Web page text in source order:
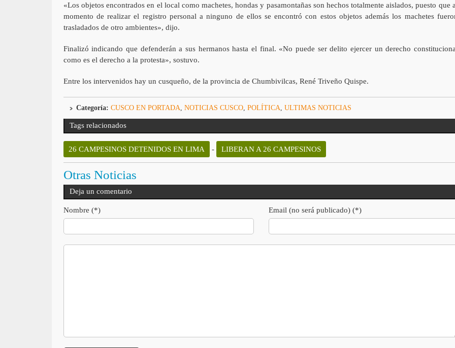
«Los objetos encontrados en el local como machetes, hondas y pasamontañas son hechos totalmente aislados, puesto que
momento de realizar el registro personal a ninguno de ellos se encontró con estos objetos además los machetes
trasladados de otro ambientes», dijo.
Finalizó indicando que defenderán a sus hermanos hasta el final. «No puede ser delito ejercer un derecho
como es el derecho a la protesta», sostuvo.
Entre los intervenidos hay un cusqueño, de la provincia de Chumbivilcas, René Triveño Quispe.
Categoría: CUSCO EN PORTADA NOTICIAS CUSCO, POLÍTICA ULTIMAS NOTICIAS
Tags relacionados
26 CAMPESINOS DETENIDOS EN LIMA - LIBERAN A 26 CAMPESINOS
Otras Noticias
Deja un comentario
Nombre (*) Email (no será publicado) (*)